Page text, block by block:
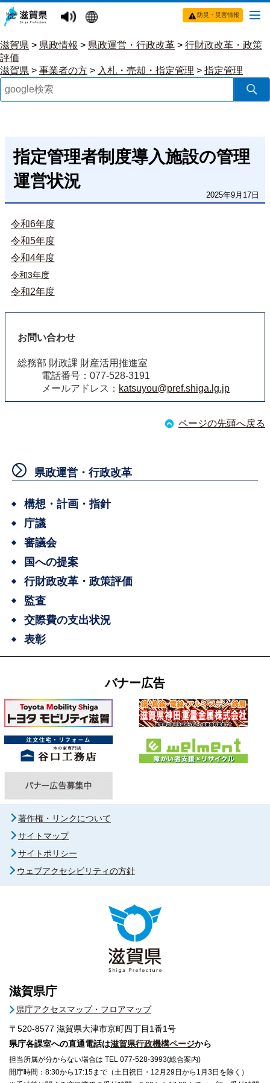
防災・災害情報
滋賀県 > 県政情報 > 県政運営・行政改革 > 行財政改革・政策
評価
滋賀県 > 事業者の方 > 入札・売却・指定管理 > 指定管理
指定管理者制度導入施設の管理
運営状況
2025年9月17日
令和6年度
令和5年度
令和4年度
令和3年度
令和2年度
お問い合わせ
総務部 財政課 財産活用推進室
電話番号：077-528-3191
メールアドレス： katsuyou@pref.shiga.lg.jp
ページの先頭へ戻る
県政運営・行政改革
構想・計画・指針
庁議
審議会
国への提案
行財政改革・政策評価
監査
交際費の支出状況
表彰
バナー広告
著作権・リンクについて
サイトマップ
サイトポリシー
ウェブアクセシビリティの方針
滋賀県庁
県庁アクセスマップ・フロアマップ
〒520-8577 滋賀県大津市京町四丁目1番1号
県庁各課室への直通電話は滋賀県行政機構ページから
担当所属が分からない場合は TEL 077-528-3993(総合案内)
開庁時間：8:30から17:15まで（土日祝日・12月29日から1月3日を除く）